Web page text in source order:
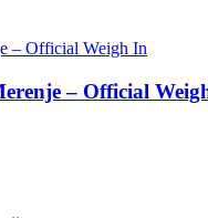
– Official